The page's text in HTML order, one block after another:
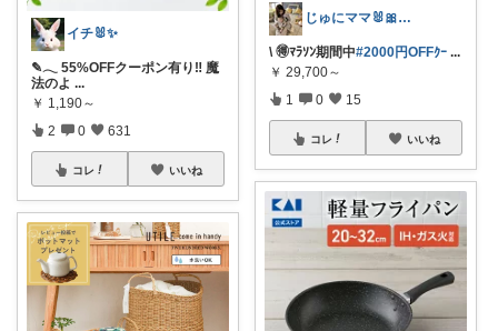
イチ🐰✨
✎𓂃 55%OFFクーポン有り‼ 魔
法のよ ...
￥ 1,190～
2 0 631
コレ いいね
じゅにママ🐰🎀2yboyワーママ
\ 🉐ﾏﾗｿﾝ期間中#2000円OFFｸｰ ...
￥ 29,700～
1 0 15
コレ いいね